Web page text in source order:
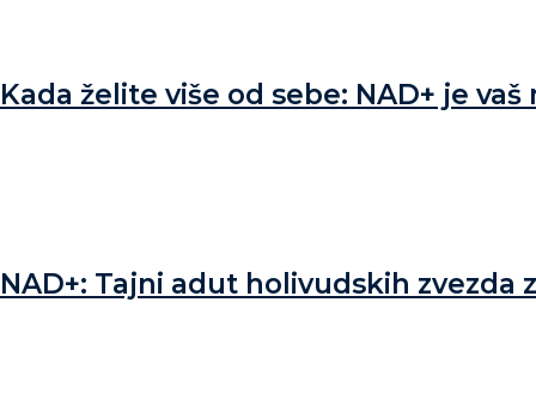
Kada želite više od sebe: NAD+ je
NAD+: Tajni adut holivudskih